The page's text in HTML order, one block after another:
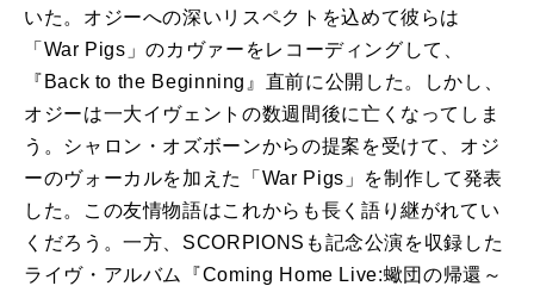
いた。オジーへの深いリスペクトを込めて彼らは
「War Pigs」のカヴァーをレコーディングして、
『Back to the Beginning』直前に公開した。しかし、
オジーは一大イヴェントの数週間後に亡くなってしま
う。シャロン・オズボーンからの提案を受けて、オジ
ーのヴォーカルを加えた「War Pigs」を制作して発表
した。この友情物語はこれからも長く語り継がれてい
くだろう。一方、SCORPIONSも記念公演を収録した
ライヴ・アルバム『Coming Home Live:蠍団の帰還～